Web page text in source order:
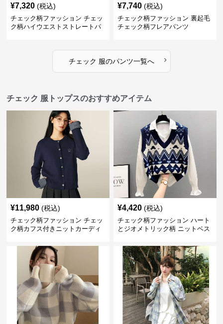
¥7,320 (税込)
チェック柄ファッション チェッ
ク柄ハイウエストストレートパ
¥7,740 (税込)
チェック柄ファッション 裏起毛
チェック柄フレアパンツ
チェック 服のパンツ一覧へ ›
チェック 服トップスのおすすめアイテム
¥11,980 (税込)
チェック柄ファッション チェッ
ク柄カフス付きニットカーディ
¥4,420 (税込)
チェック柄ファッション ハート
とジオメトリック柄 ニットベス